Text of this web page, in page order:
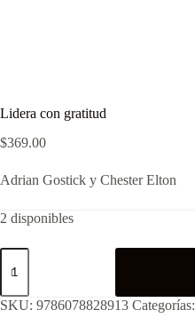
Lidera con gratitud
$369.00
Adrian Gostick y Chester Elton
2 disponibles
Lidera
con
cantidad
SKU: 9786078828913 Categorías: